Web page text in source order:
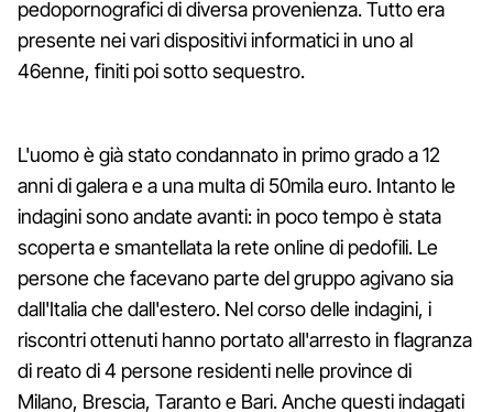
pedopornografici di diversa provenienza. Tutto era
presente nei vari dispositivi informatici in uno al
46enne, finiti poi sotto sequestro.
L'uomo è già stato condannato in primo grado a 12
anni di galera e a una multa di 50mila euro. Intanto le
indagini sono andate avanti: in poco tempo è stata
scoperta e smantellata la rete online di pedofili. Le
persone che facevano parte del gruppo agivano sia
dall'Italia che dall'estero. Nel corso delle indagini, i
riscontri ottenuti hanno portato all'arresto in flagranza
di reato di 4 persone residenti nelle province di
Milano, Brescia, Taranto e Bari. Anche questi indagati